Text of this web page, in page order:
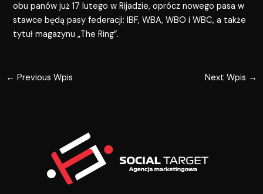
obu panów już 17 lutego w Rijadzie, oprócz nowego pasa w
stawce będą pasy federacji: IBF, WBA, WBO i WBC, a także
tytuł magazynu „The Ring”.
← Previous Wpis Next Wpis →